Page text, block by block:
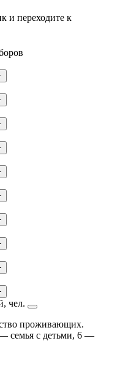
и переходите к
чел.
проживающих.
семья с детьми, 6 —